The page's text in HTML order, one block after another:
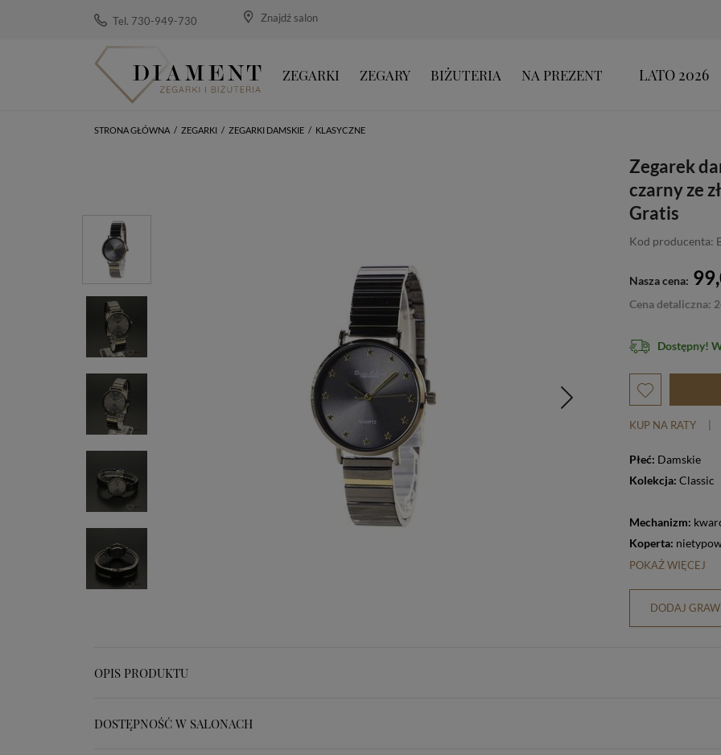
Tel. 730-949-730 Znajdź salon
ZEGARKI ZEGARY BIŻUTERIA NA PREZENT LATO 2026
STRONA GŁÓWNA / ZEGARKI / ZEGARKI DAMSKIE / KLASYCZNE
Zegarek
czarny ze
Gratis
Kod producenta:
Nasza cena:
Cena detaliczna:
Dostępny!
KUP NA RATY
Płeć: Damskie
Kolekcja: Classic
Mechanizm:
Koperta:
POKAŻ WIĘCEJ
DODAJ
OPIS PRODUKTU
DOSTĘPNOŚĆ W SALONACH